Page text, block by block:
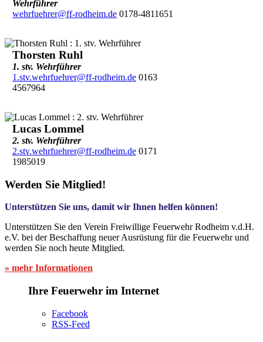
Wehrführer
wehrfuehrer@ff-rodheim.de0178-4811651
Thorsten Ruhl
1. stv. Wehrführer
1.stv.wehrfuehrer@ff-rodheim.de0163
4567964
Lucas Lommel
2. stv. Wehrführer
2.stv.wehrfuehrer@ff-rodheim.de0171
1985019
Werden Sie Mitglied!
Unterstützen Sie uns, damit wir Ihnen helfen können!
Unterstützen Sie den Verein Freiwillige Feuerwehr Rodheim v.d.H.
e.V. bei der Beschaffung neuer Ausrüstung für die Feuerwehr und
werden Sie noch heute Mitglied.
» mehr Informationen
Ihre Feuerwehr im Internet
Facebook
RSS-Feed